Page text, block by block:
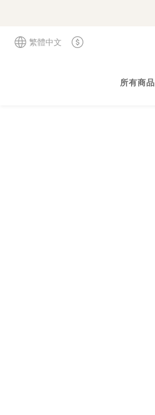
繁體中文
所有商品